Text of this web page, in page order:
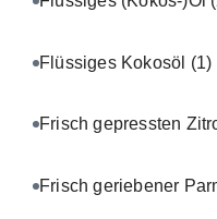
Flüssiges Kokosöl (1)
Frisch gepressten
Frisch geriebener